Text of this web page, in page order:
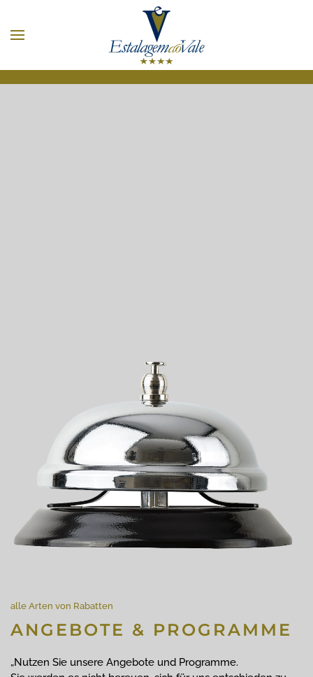
Zum Hauptinhalt springen
alle Arten von Rabatten
ANGEBOTE & PROGRAMME
„Nutzen Sie unsere Angebote und Programme.